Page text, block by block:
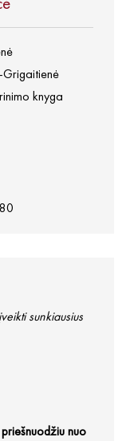
Grigaitienė
knyga
sunkiausius
nuo